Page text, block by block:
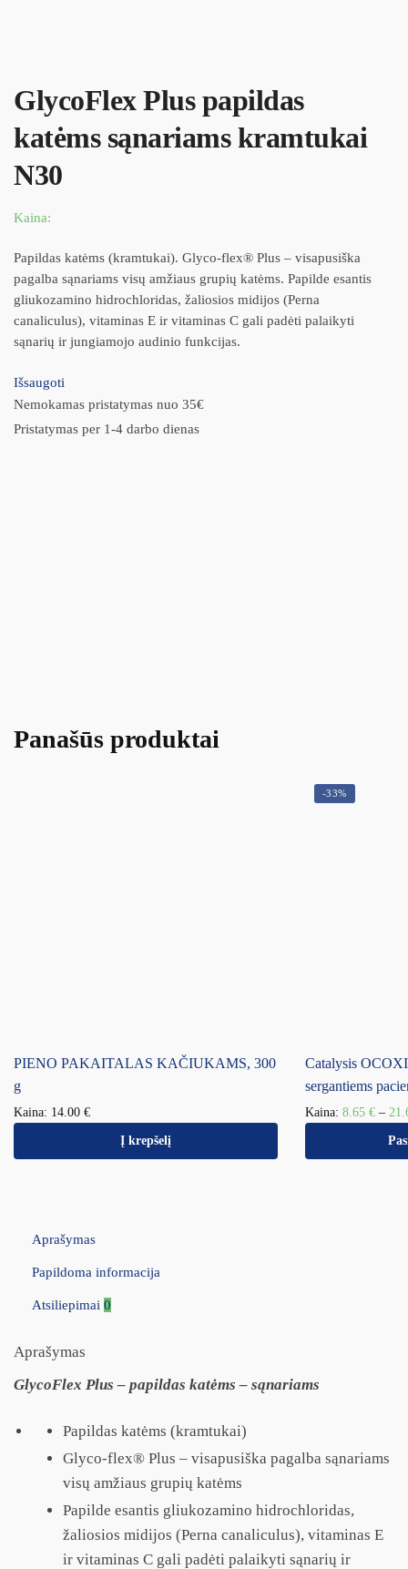
GlycoFlex Plus papildas
katėms sąnariams kramtukai
N30
Kaina:
Papildas katėms (kramtukai). Glyco-flex® Plus – visapusiška
pagalba sąnariams visų amžiaus grupių katėms. Papilde esantis
gliukozamino hidrochloridas, žaliosios midijos (Perna
canaliculus), vitaminas E ir vitaminas C gali padėti palaikyti
sąnarių ir jungiamojo audinio funkcijas.
Išsaugoti
Nemokamas pristatymas nuo 35€
Pristatymas per 1-4 darbo dienas
Panašūs produktai
PIENO PAKAITALAS KAČIUKAMS, 300
g
Kaina: 14.00 €
Į krepšelį
-33%
Catalysis
sergantiems
Kaina: 8.65 € –
Aprašymas
Papildoma informacija
Atsiliepimai 0
Aprašymas
GlycoFlex Plus – papildas katėms – sąnariams
Papildas katėms (kramtukai)
Glyco-flex® Plus – visapusiška pagalba sąnariams
visų amžiaus grupių katėms
Papilde esantis gliukozamino hidrochloridas,
žaliosios midijos (Perna canaliculus), vitaminas E
ir vitaminas C gali padėti palaikyti sąnarių ir